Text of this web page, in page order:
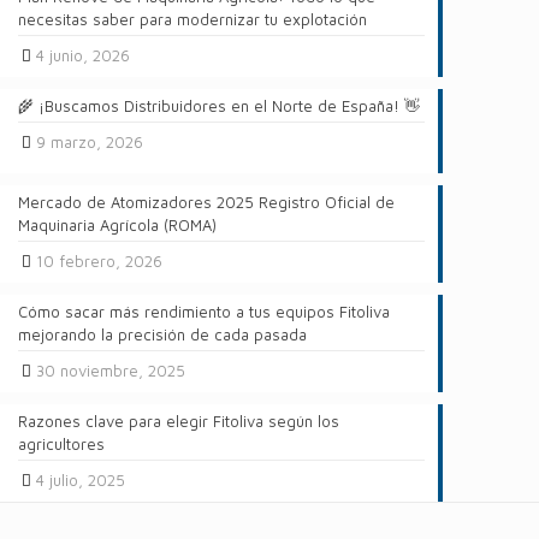
necesitas saber para modernizar tu explotación
4 junio, 2026
🌾 ¡Buscamos Distribuidores en el Norte de España! 👋
9 marzo, 2026
Mercado de Atomizadores 2025 Registro Oficial de
Maquinaria Agrícola (ROMA)
10 febrero, 2026
Cómo sacar más rendimiento a tus equipos Fitoliva
mejorando la precisión de cada pasada
30 noviembre, 2025
Razones clave para elegir Fitoliva según los
agricultores
4 julio, 2025